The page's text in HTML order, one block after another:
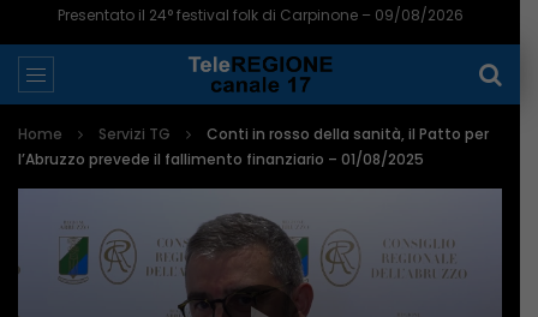
Presentato il 24° festival folk di Carpinone – 09/08/2026
Home Servizi TG
Conti in rosso della sanità, il Patto per
l’Abruzzo prevede il fallimento finanziario – 01/08/2025